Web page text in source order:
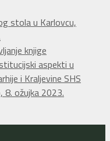
stola u Karlovcu,
knjige
aspekti u
i Kraljevine SHS
8. ožujka 2023.